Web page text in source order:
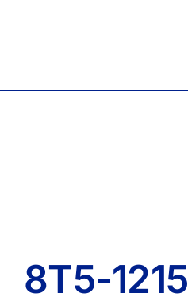
8T5-1215